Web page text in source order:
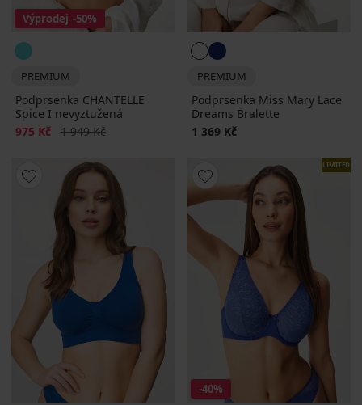
Výprodej -50%
PREMIUM
Podprsenka CHANTELLE
Spice I nevyztužená
Sleva
975 Kč Původní cena
1 949 Kč
PREMIUM
Podprsenka Miss Mary Lace
Dreams Bralette
1 369 Kč
LIMITED
-40%